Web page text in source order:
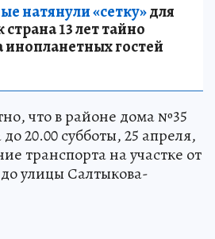
натянули «сетку»для
13 лет тайно
инопланетных гостей
что в районе дома №35
20.00 субботы, 25 апреля,
транспорта на участке от
улицы Салтыкова-